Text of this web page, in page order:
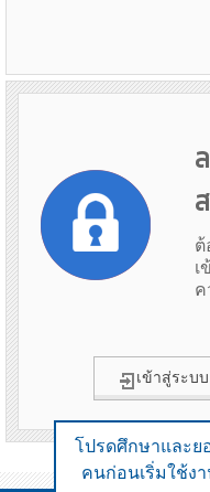
โปรดศึกษาและย
คนก่อนเริ่มใช้ง
ต้
เ
ค
เข้าสู่ระบบ
ข้อมูลเ
โปรดศึกษาและย
คนก่อนเริ่มใช้ง